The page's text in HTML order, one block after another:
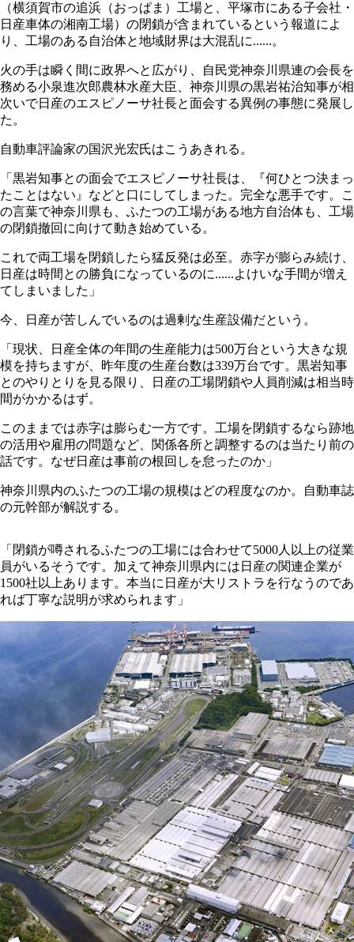
（横須賀市の追浜（おっぱま）工場と、平塚市にある子会社・
日産車体の湘南工場）の閉鎖が含まれているという報道によ
り、工場のある自治体と地域財界は大混乱に......。
火の手は瞬く間に政界へと広がり、自民党神奈川県連の会長を
務める小泉進次郎農林水産大臣、神奈川県の黒岩祐治知事が相
次いで日産のエスピノーサ社長と面会する異例の事態に発展し
た。
自動車評論家の国沢光宏氏はこうあきれる。
「黒岩知事との面会でエスピノーサ社長は、『何ひとつ決まっ
たことはない』などと口にしてしまった。完全な悪手です。こ
の言葉で神奈川県も、ふたつの工場がある地方自治体も、工場
の閉鎖撤回に向けて動き始めている。
これで両工場を閉鎖したら猛反発は必至。赤字が膨らみ続け、
日産は時間との勝負になっているのに......よけいな手間が増え
てしまいました」
今、日産が苦しんでいるのは過剰な生産設備だという。
「現状、日産全体の年間の生産能力は500万台という大きな規
模を持ちますが、昨年度の生産台数は339万台です。黒岩知事
とのやりとりを見る限り、日産の工場閉鎖や人員削減は相当時
間がかかるはず。
このままでは赤字は膨らむ一方です。工場を閉鎖するなら跡地
の活用や雇用の問題など、関係各所と調整するのは当たり前の
話です。なぜ日産は事前の根回しを怠ったのか」
神奈川県内のふたつの工場の規模はどの程度なのか。自動車誌
の元幹部が解説する。
「閉鎖が噂されるふたつの工場には合わせて5000人以上の従業
員がいるそうです。加えて神奈川県内には日産の関連企業が
1500社以上あります。本当に日産が大リストラを行なうのであ
れば丁寧な説明が求められます」